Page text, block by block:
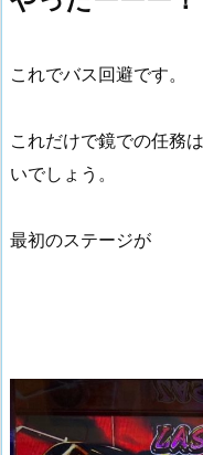
これでバス回避です。
これだけで鏡での任務
いでしょう。
最初のステージが